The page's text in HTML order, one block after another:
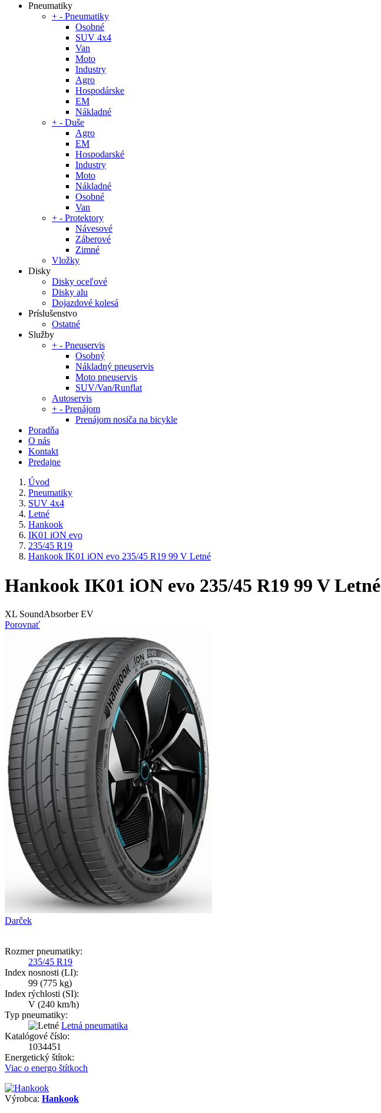
Pneumatiky
+ - Pneumatiky
Osobné
SUV 4x4
Van
Moto
Industry
Agro
Hospodárske
EM
Nákladné
+ - Duše
Agro
EM
Hospodarské
Industry
Moto
Nákladné
Osobné
Van
+ - Protektory
Návesové
Záberové
Zimné
Vložky
Disky
Disky oceľové
Disky alu
Dojazdové kolesá
Príslušenstvo
Ostatné
Služby
+ - Pneuservis
Osobný
Nákladný pneuservis
Moto pneuservis
SUV/Van/Runflat
Autoservis
+ - Prenájom
Prenájom nosiča na bicykle
Poradňa
O nás
Kontakt
Predajne
Úvod
Pneumatiky
SUV 4x4
Letné
Hankook
IK01 iON evo
235/45 R19
Hankook IK01 iON evo 235/45 R19 99 V Letné
Hankook IK01 iON evo 235/45 R19 99 V Letné
XL SoundAbsorber EV
Porovnať
Darček
Rozmer pneumatiky:
235/45 R19
Index nosnosti (LI):
99 (775 kg)
Index rýchlosti (SI):
V (240 km/h)
Typ pneumatiky:
Letná pneumatika
Katalógové číslo:
1034451
Energetický štítok:
Viac o energo štítkoch
Výrobca: Hankook